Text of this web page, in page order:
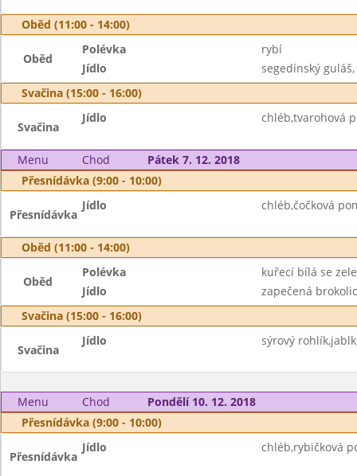
Oběd (11:00 - 14:00)
Oběd
Polévka
rybí
Jídlo
segedínský
Svačina (15:00 - 16:00)
Svačina
Jídlo chléb,tvarohová
Menu Chod
Pátek 7. 12. 2018
Přesnídávka (9:00 - 10:00)
Přesnídávka
Jídlo chléb,čočková
Oběd (11:00 - 14:00)
Oběd
Polévka
kuřecí bílá se
Jídlo
zapečená
Svačina (15:00 - 16:00)
Svačina
Jídlo sýrový
Menu Chod
Pondělí 10. 12. 2018
Přesnídávka (9:00 - 10:00)
Přesnídávka
Jídlo chléb,rybičková